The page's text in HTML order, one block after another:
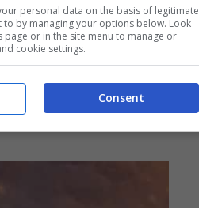
una varietà
l’opportunità
i segreti delle sue
sotto antichi
dell’isola.
personal data on the basis of legitimate
to by managing your options below. Look
or in the site menu to manage or
cookie settings.
Consent